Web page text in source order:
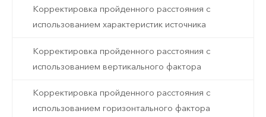
Корректировка пройденного расстояния с
использованием характеристик источника
Корректировка пройденного расстояния с
использованием вертикального фактора
Корректировка пройденного расстояния с
использованием горизонтального фактора